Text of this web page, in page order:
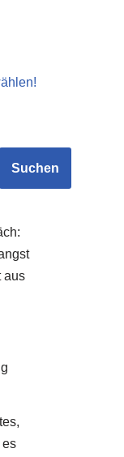
Suchen
aus
es